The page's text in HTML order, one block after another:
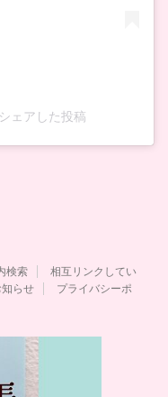
ェアした投稿
検索
相互リンクしてい
らせ
プライバシーポ